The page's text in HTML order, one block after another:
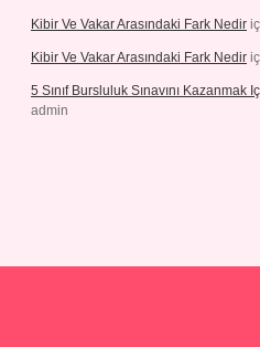
Kibir Ve Vakar Arasındaki Fark Nedir
Kibir Ve Vakar Arasındaki Fark Nedir
5 Sınıf Bursluluk Sınavını
admin